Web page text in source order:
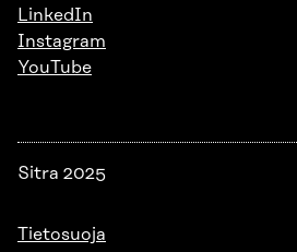
LinkedIn
Instagram
YouTube
Sitra 2025
Tietosuoja